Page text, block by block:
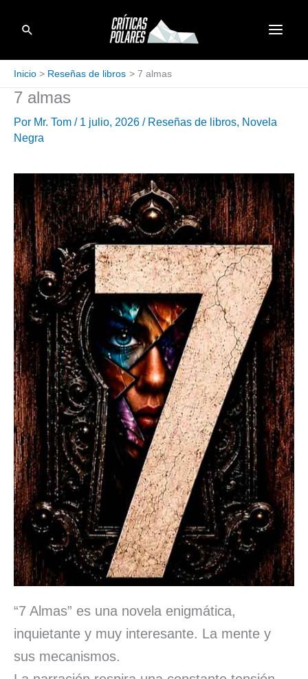
Buscar
Inicio Reseñas de libros 7 almas
7 almas
Por Mr. Tom / 1 julio, 2026 / Reseñas de libros, Novela
Negra
“7 Almas” es una novela enigmática,
inquietante y muy interesante. La mente y
sus mecanismos.